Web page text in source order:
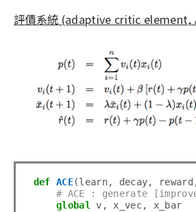
評價系統 (adaptive critic element,
def ACE(learn, decay, reward,
# ACE : generate
global v, x_vec, x_bar